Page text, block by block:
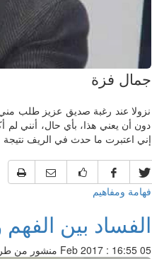
جمال فزة
نزولا عند رغبة صديق عزيز طلب
دون أن يعني هذا، بأي حال، أنني
إني اعتبرت ما حدث في الريف نتيجة
فهامة ومفاهيم
الفساد بين
05 Feb 2017 : 16:55 منشور من